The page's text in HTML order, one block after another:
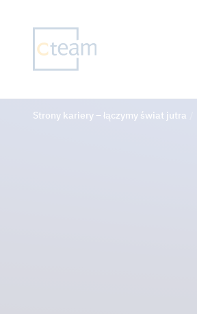
Strony kariery – łączymy świat jutra